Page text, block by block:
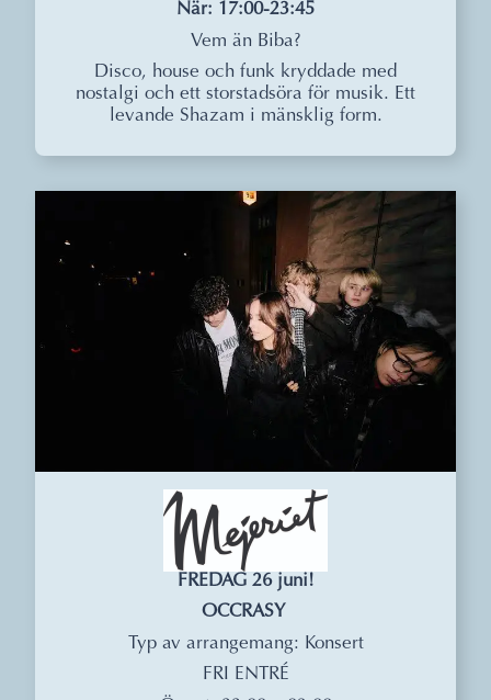
När: 17:00-23:45
Vem än Biba?
Disco, house och funk kryddade med
nostalgi och ett storstadsöra för musik. Ett
levande Shazam i mänsklig form.
FREDAG 26 juni!
OCCRASY
Typ av arrangemang: Konsert
FRI ENTRÉ